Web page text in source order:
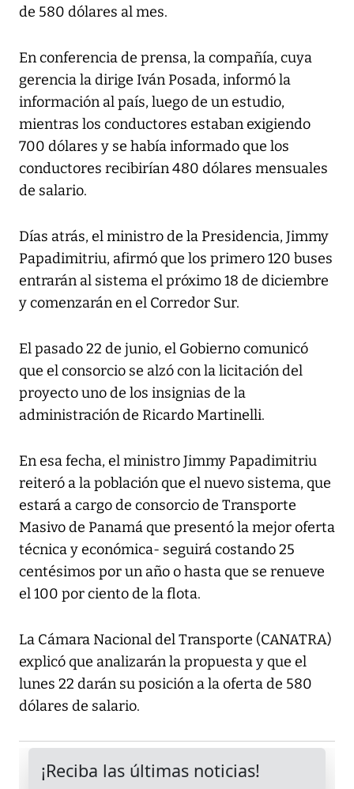
de 580 dólares al mes.
En conferencia de prensa, la compañía, cuya
gerencia la dirige Iván Posada, informó la
información al país, luego de un estudio,
mientras los conductores estaban exigiendo
700 dólares y se había informado que los
conductores recibirían 480 dólares mensuales
de salario.
Días atrás, el ministro de la Presidencia, Jimmy
Papadimitriu, afirmó que los primero 120 buses
entrarán al sistema el próximo 18 de diciembre
y comenzarán en el Corredor Sur.
El pasado 22 de junio, el Gobierno comunicó
que el consorcio se alzó con la licitación del
proyecto uno de los insignias de la
administración de Ricardo Martinelli.
En esa fecha, el ministro Jimmy Papadimitriu
reiteró a la población que el nuevo sistema, que
estará a cargo de consorcio de Transporte
Masivo de Panamá que presentó la mejor oferta
técnica y económica- seguirá costando 25
centésimos por un año o hasta que se renueve
el 100 por ciento de la flota.
La Cámara Nacional del Transporte (CANATRA)
explicó que analizarán la propuesta y que el
lunes 22 darán su posición a la oferta de 580
dólares de salario.